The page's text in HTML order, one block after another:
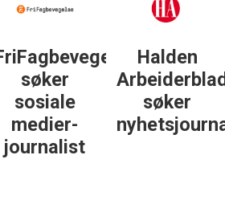
søker
sosiale
medier-
journalist
Halden
søker